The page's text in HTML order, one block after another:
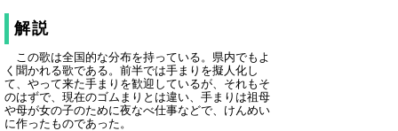
解説
この歌は全国的な分布を持っている。県内でもよ
く聞かれる歌である。前半では手まりを擬人化し
て、やって来た手まりを歓迎しているが、それもそ
のはずで、現在のゴムまりとは違い、手まりは祖母
や母が女の子のために夜なべ仕事などで、けんめい
に作ったものであった。